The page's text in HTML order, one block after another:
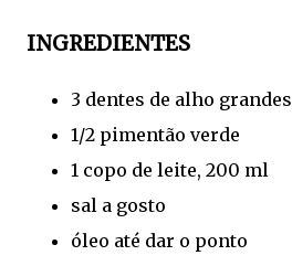
INGREDIENTES
3 dentes de alho grandes
1/2 pimentão verde
1 copo de leite, 200 ml
sal a gosto
óleo até dar o ponto